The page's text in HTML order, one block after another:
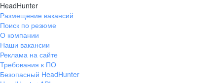
HeadHunter
Размещение вакансий
Поиск по резюме
О компании
Наши вакансии
Реклама на сайте
Требования к ПО
Безопасный HeadHunter